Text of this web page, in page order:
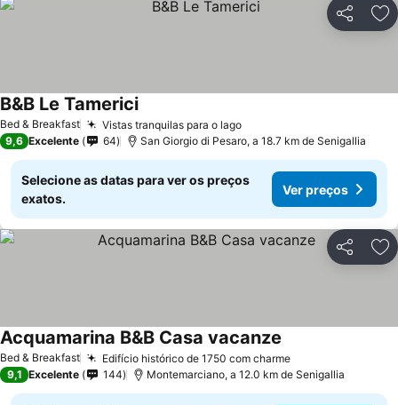
Partilhar
Bed & Breakfast Vistas tranquilas para o lago
B&B Le Tamerici
9,6 Excelente 64 San Giorgio di Pesaro, a 18.7 km de Senigallia
Selecione as datas para ver os preços
exatos.
Ver preços
Partilhar
Bed & Breakfast Edifício histórico de 1750 com charme
Acquamarina B&B Casa vacanze
9,1 Excelente 144 Montemarciano, a 12.0 km de Senigallia